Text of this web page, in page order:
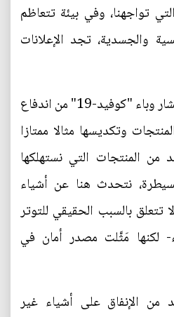
تواجهنا، وفي بيئة تتعاظم
والجسدية، تجد الإعلانات
كان ما حدث في بداية انتشار وباء "كوفيد-19" من اندفاع
وتكديسها مثالا ممتازا
من المنتجات التي نستهلكها
نتحدث هنا عن أشياء
تتعلق بالسبب الحقيقي للتوتر
لكنها مَثَّلت مصدر أمان في
من الإنفاق على أشياء غير